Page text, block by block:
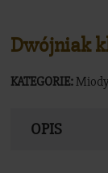
Dwójniak
KATEGORIE:
OPIS